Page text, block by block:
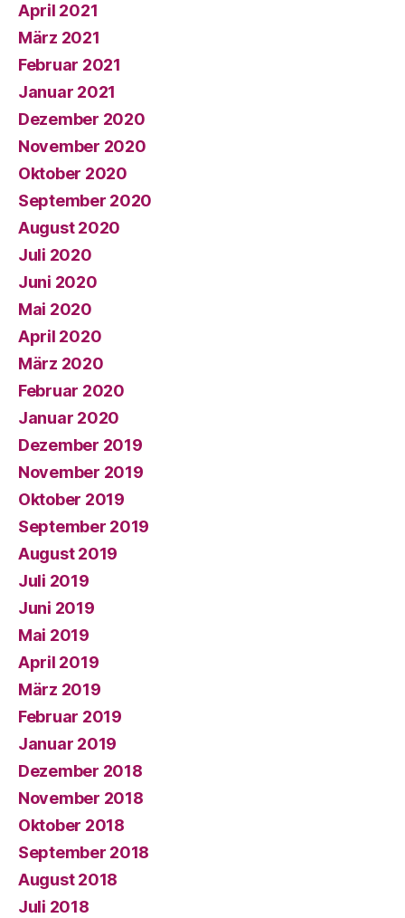
April 2021
März 2021
Februar 2021
Januar 2021
Dezember 2020
November 2020
Oktober 2020
September 2020
August 2020
Juli 2020
Juni 2020
Mai 2020
April 2020
März 2020
Februar 2020
Januar 2020
Dezember 2019
November 2019
Oktober 2019
September 2019
August 2019
Juli 2019
Juni 2019
Mai 2019
April 2019
März 2019
Februar 2019
Januar 2019
Dezember 2018
November 2018
Oktober 2018
September 2018
August 2018
Juli 2018